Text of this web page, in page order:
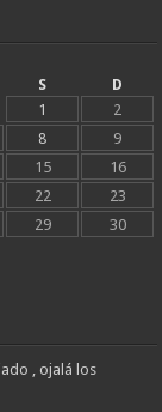
S
D
1
2
8
9
15
16
22
23
29
30
, ojalá los